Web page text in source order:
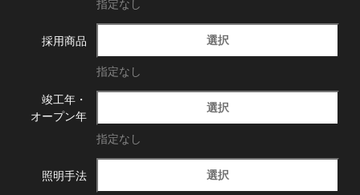
指定なし
採用商品 選択
指定なし
竣工年・
オープン年
選択
指定なし
照明手法 選択